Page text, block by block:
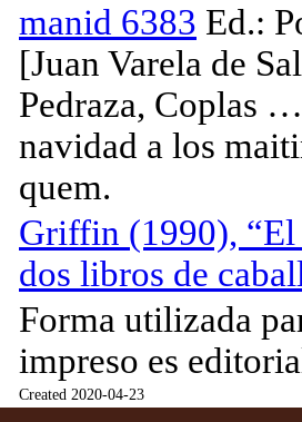
manid 6383 Ed.:
[Juan Varela de
Pedraza, Coplas
navidad a los
quem.
Griffin (1990), “El
dos libros de
Forma utilizada
impreso es
Created 2020-04-23